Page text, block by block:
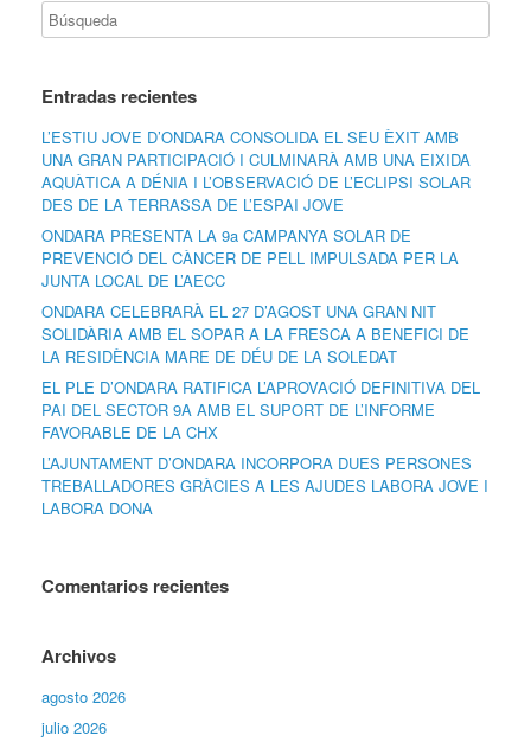
Entradas recientes
L’ESTIU JOVE D’ONDARA CONSOLIDA EL SEU ÈXIT AMB
UNA GRAN PARTICIPACIÓ I CULMINARÀ AMB UNA EIXIDA
AQUÀTICA A DÉNIA I L’OBSERVACIÓ DE L’ECLIPSI SOLAR
DES DE LA TERRASSA DE L’ESPAI JOVE
ONDARA PRESENTA LA 9a CAMPANYA SOLAR DE
PREVENCIÓ DEL CÀNCER DE PELL IMPULSADA PER LA
JUNTA LOCAL DE L’AECC
ONDARA CELEBRARÀ EL 27 D’AGOST UNA GRAN NIT
SOLIDÀRIA AMB EL SOPAR A LA FRESCA A BENEFICI DE
LA RESIDÈNCIA MARE DE DÉU DE LA SOLEDAT
EL PLE D’ONDARA RATIFICA L’APROVACIÓ DEFINITIVA DEL
PAI DEL SECTOR 9A AMB EL SUPORT DE L’INFORME
FAVORABLE DE LA CHX
L’AJUNTAMENT D’ONDARA INCORPORA DUES PERSONES
TREBALLADORES GRÀCIES A LES AJUDES LABORA JOVE I
LABORA DONA
Comentarios recientes
Archivos
agosto 2026
julio 2026